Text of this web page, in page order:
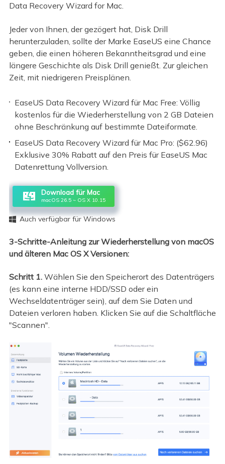
Data Recovery Wizard for Mac.
Jeder von Ihnen, der gezögert hat, Disk Drill
herunterzuladen, sollte der Marke EaseUS eine Chance
geben, die einen höheren Bekanntheitsgrad und eine
längere Geschichte als Disk Drill genießt. Zur gleichen
Zeit, mit niedrigeren Preisplänen.
EaseUS Data Recovery Wizard für Mac Free: Völlig
kostenlos für die Wiederherstellung von 2 GB Dateien
ohne Beschränkung auf bestimmte Dateiformate.
EaseUS Data Recovery Wizard für Mac Pro: ($62.96)
Exklusive 30% Rabatt auf den Preis für EaseUS Mac
Datenrettung Vollversion.
Download für Mac
macOS 26.5 ~ OS X 10.15
 Auch verfügbar für Windows
3-Schritte-Anleitung zur Wiederherstellung von macOS
und älteren Mac OS X Versionen:
Schritt 1. Wählen Sie den Speicherort des Datenträgers
(es kann eine interne HDD/SSD oder ein
Wechseldatenträger sein), auf dem Sie Daten und
Dateien verloren haben. Klicken Sie auf die Schaltfläche
"Scannen".